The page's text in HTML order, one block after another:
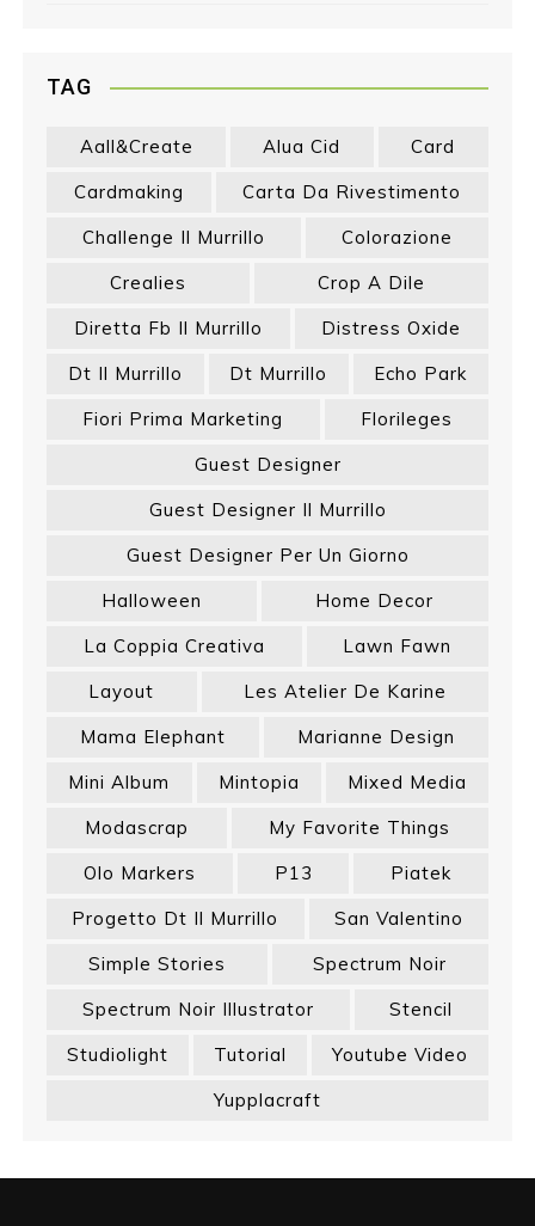
TAG
Aall&create Alua Cid
Card
Cardmaking
Carta Da Rivestimento
Challenge Il Murrillo
Colorazione
Crealies
Crop A Dile
Diretta Fb Il Murrillo
Distress Oxide
Dt Il Murrillo
Dt Murrillo
Echo Park
Fiori Prima Marketing
Florileges
Guest Designer
Guest Designer Il Murrillo
Guest Designer Per Un Giorno
Halloween
Home Decor
La Coppia Creativa
Lawn Fawn
Layout
Les Atelier De Karine
Mama Elephant
Marianne Design
Mini Album
Mintopia
Mixed Media
Modascrap
My Favorite Things
Olo Markers
P13
Piatek
Progetto Dt Il Murrillo
San Valentino
Simple Stories
Spectrum Noir
Spectrum Noir Illustrator
Stencil
Studiolight
Tutorial
Youtube Video
Yupplacraft